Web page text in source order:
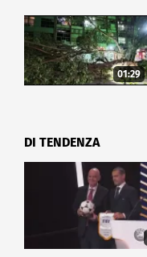
01:29
DI TENDENZA